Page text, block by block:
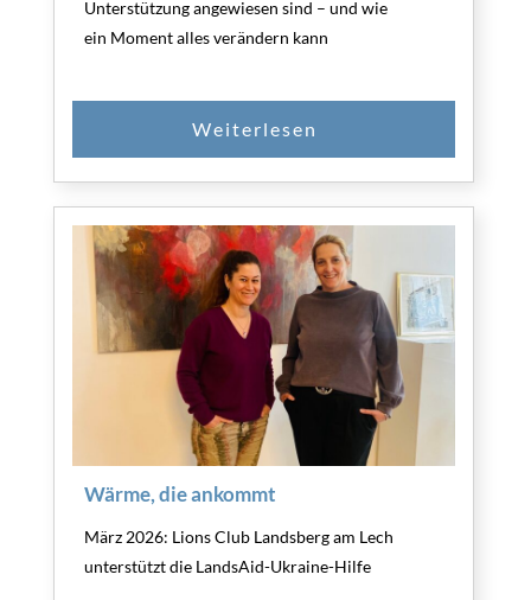
Unterstützung angewiesen sind – und wie
ein Moment alles verändern kann
Wärme, die ankommt
März 2026: Lions Club Landsberg am Lech
unterstützt die LandsAid-Ukraine-Hilfe